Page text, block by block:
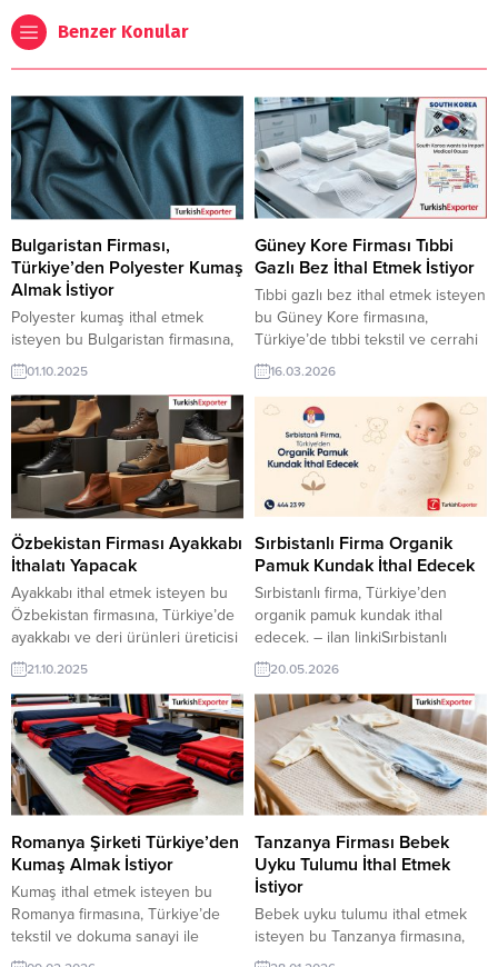
Benzer Konular
Bulgaristan Firması,
Türkiye’den Polyester Kumaş
Almak İstiyor
Polyester kumaş ithal etmek
isteyen bu Bulgaristan firmasına,
Türkiye’de tekstil ve kumaş
ürünleri ile polyester kumaş
üreticisi veya tedarikçisi olan
ihracatçı firmalar teklif sunabilirler.
Yeni bir ihracat pazarı fırsatı olan
bu alım ilanının iletişim bilgilerine
TurkishExporter VIP üyeleri ile TE
üyelik kredisi sahibi ihracat
şirketleri erişebilmektedir. ➤ Bu
ithalat alım talebinin...
01.10.2025
Güney Kore Firması Tıbbi
Gazlı Bez İthal Etmek İstiyor
Tıbbi gazlı bez ithal etmek isteyen
bu Güney Kore firmasına,
Türkiye’de tıbbi tekstil ve cerrahi
sarf malzemeleri ile tıbbi gazlı bez
üreticisi veya tedarikçisi olan
ihracatçı firmalar teklif sunabilirler.
Yeni bir ihracat pazarı fırsatı olan
bu alım ilanının iletişim bilgilerine
TurkishExporter VIP üyeleri ile TE
üyelik kredisi sahibi ihracat
şirketleri...
16.03.2026
Özbekistan Firması Ayakkabı
İthalatı Yapacak
Ayakkabı ithal etmek isteyen bu
Özbekistan firmasına, Türkiye’de
ayakkabı ve deri ürünleri üreticisi
veya tedarikçisi olan ihracatçı
firmalar teklif sunabilirler. Yeni bir
ihracat pazarı fırsatı olan bu alım
ilanının iletişim bilgilerine
TurkishExporter VIP üyeleri ile TE
üyelik kredisi sahibi ihracat
şirketleri erişebilmektedir. ➤ Bu
ithalat alım talebinin detaylarına
buradan ulaşabilirsiniz...
21.10.2025
Sırbistanlı Firma Organik
Pamuk Kundak İthal Edecek
Sırbistanlı firma, Türkiye’den
organik pamuk kundak ithal
edecek. – ilan linkiSırbistanlı
ithalatçı firma, Türkiye’den
organik pamuk kundak ürünleri
tedarik etmek için üretici ve
ihracatçı firmalarla bağlantı
kurmak istiyor. Bebek tekstili
sektörüne yönelik bu talep, Türk
üreticiler için yeni ihracat fırsatları
sunuyor. İletişim: 444 23 99 –
539 773 3550
20.05.2026
Romanya Şirketi Türkiye’den
Kumaş Almak İstiyor
Kumaş ithal etmek isteyen bu
Romanya firmasına, Türkiye’de
tekstil ve dokuma sanayi ile
kumaş üreticisi veya tedarikçisi
Tanzanya Firması Bebek
Uyku Tulumu İthal Etmek
İstiyor
Bebek uyku tulumu ithal etmek
isteyen bu Tanzanya firmasına,
Türkiye’de bebek tekstili ve hazır